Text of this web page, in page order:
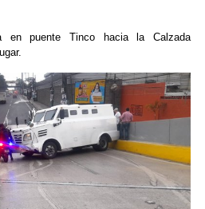
en puente Tinco hacia la Calzada